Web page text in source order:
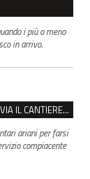
i più o meno
in arrivo.
REGGIO. PORTA SANTA CROCE, DAL 24 AGOSTO AL VIA IL CANTIERE PER IL NUOVO COLLETTORE FOGNARIO
ariani per farsi
compiacente